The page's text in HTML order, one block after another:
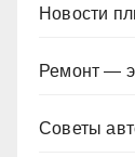
Новости
Ремонт —
Советы